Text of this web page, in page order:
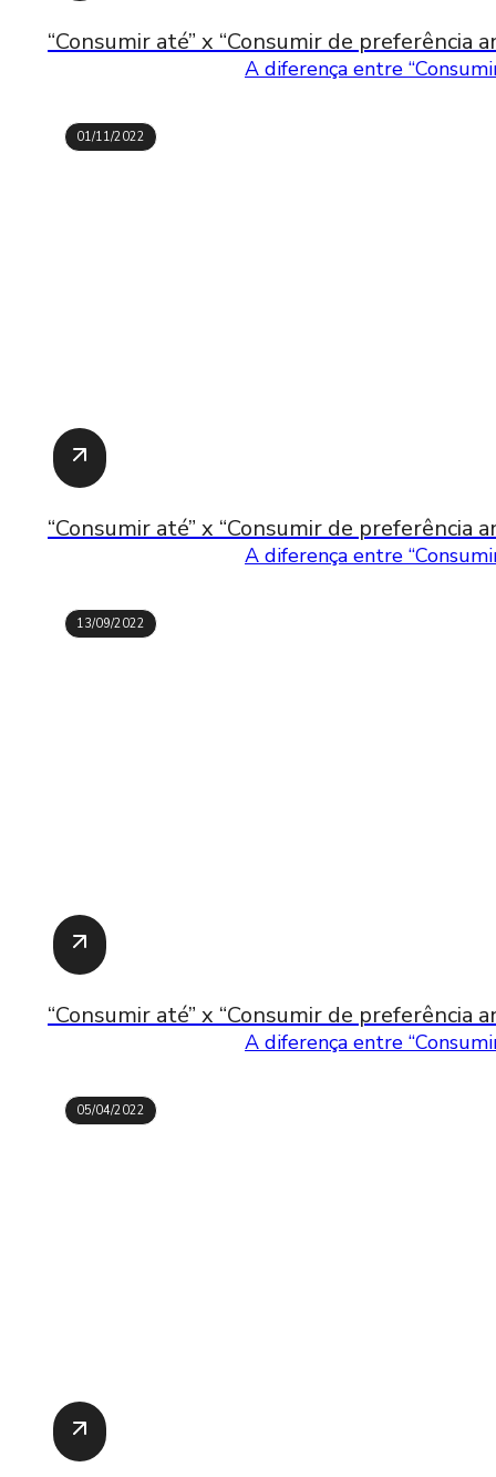
“Consumir até” x “Consumir de preferência
A diferença entre
01/11/2022
“Consumir até” x “Consumir de preferência
A diferença entre
13/09/2022
“Consumir até” x “Consumir de preferência
A diferença entre
05/04/2022